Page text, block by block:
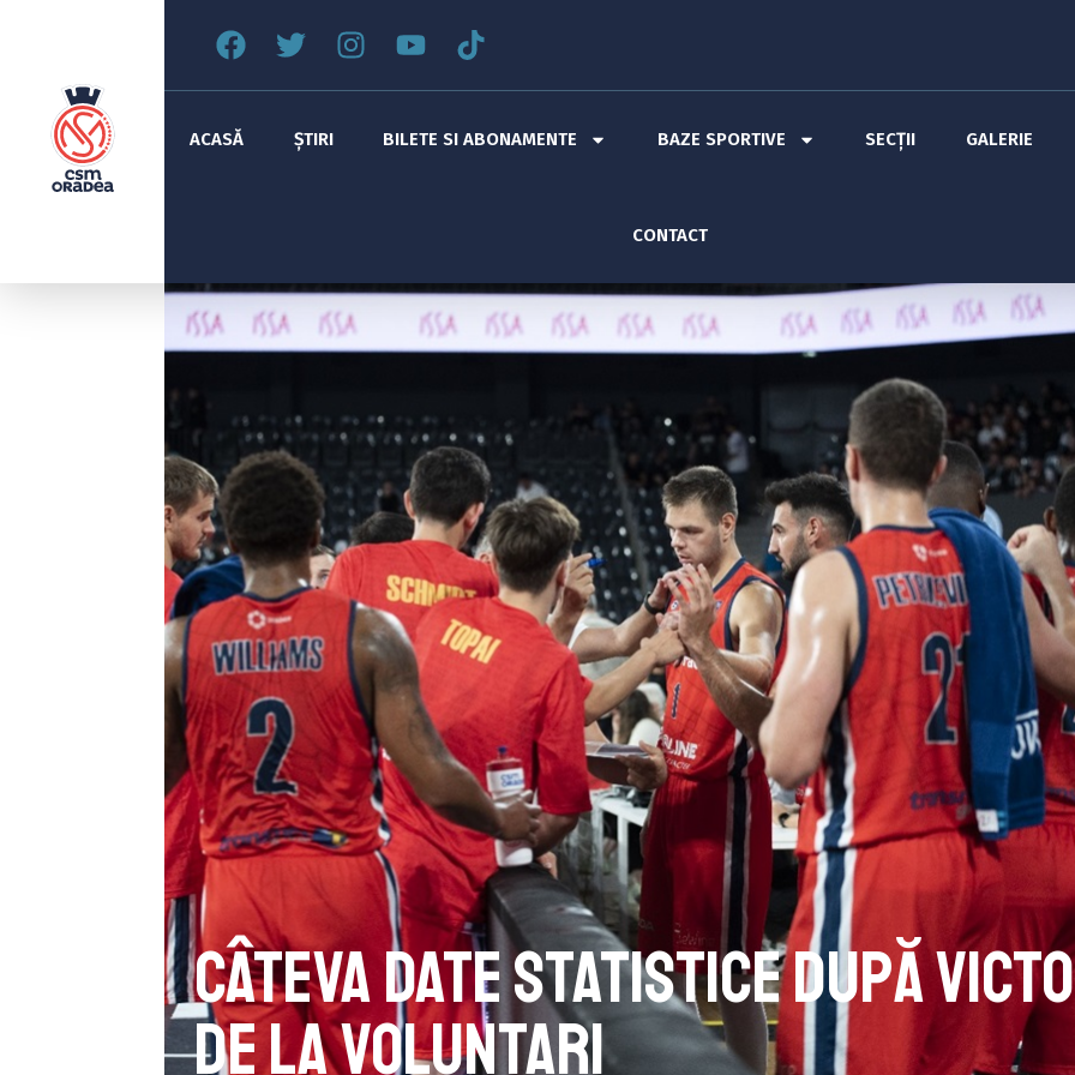
ACASĂ ȘTIRI BILETE SI ABONAMENTE BAZE SPORTIVE SECȚII GALERIE
CONTACT
Câteva date statistice după
de la Voluntari